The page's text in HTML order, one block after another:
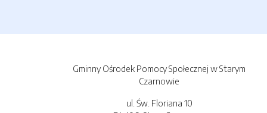
Gminny Ośrodek Pomocy Społecznej w Starym
Czarnowie
ul. Św. Floriana 10